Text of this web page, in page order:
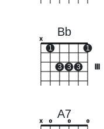
Bb
x
1
3 3 3
1
A7
x o o o